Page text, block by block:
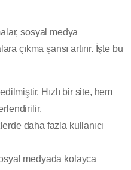
sosyal medya
çıkma şansı artırır. İşte bu
Hızlı bir site, hem
daha fazla kullanıcı
medyada kolayca